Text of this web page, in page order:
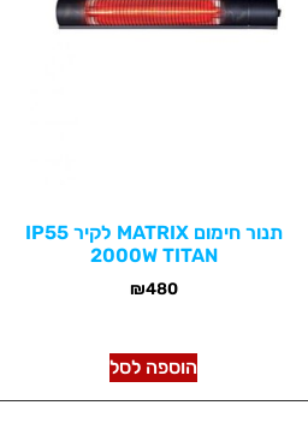
תנור חימום MATRIX לקיר IP55
2000W TITAN
₪480
הוספה לסל